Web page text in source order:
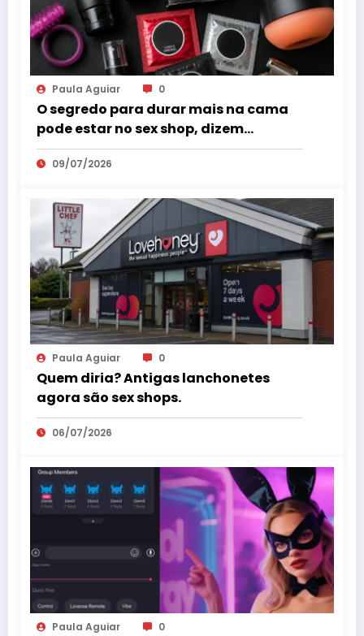
Paula Aguiar 0
O segredo para durar mais na cama
pode estar no sex shop, dizem
especialistas em saúde sexual
09/07/2026
Paula Aguiar 0
Quem diria? Antigas lanchonetes
agora são sex shops.
06/07/2026
Paula Aguiar 0